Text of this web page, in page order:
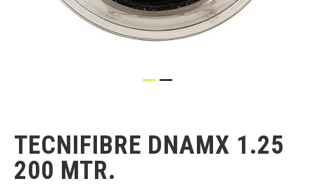
Bildgalerie
springen
TECNIFIBRE DNAMX 1.25
200 MTR.